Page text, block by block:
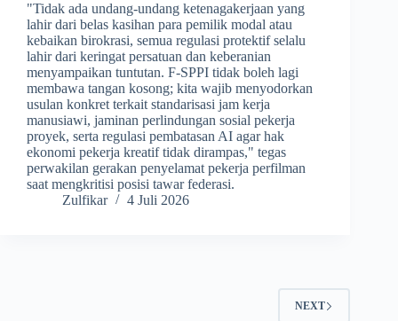
​"Tidak ada undang-undang ketenagakerjaan yang
lahir dari belas kasihan para pemilik modal atau
kebaikan birokrasi, semua regulasi protektif selalu
lahir dari keringat persatuan dan keberanian
menyampaikan tuntutan. F-SPPI tidak boleh lagi
membawa tangan kosong; kita wajib menyodorkan
usulan konkret terkait standarisasi jam kerja
manusiawi, jaminan perlindungan sosial pekerja
proyek, serta regulasi pembatasan AI agar hak
ekonomi pekerja kreatif tidak dirampas," tegas
perwakilan gerakan penyelamat pekerja perfilman
saat mengkritisi posisi tawar federasi.
Zulfikar
4 Juli 2026
NEXT